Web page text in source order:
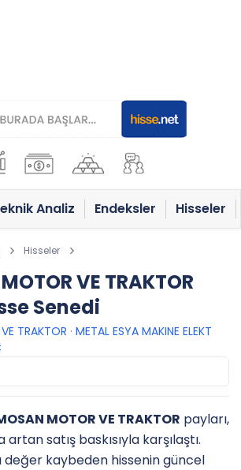
Analiz Endeksler Hisseler
Hisseler
VE TRAKTOR
Senedi
TRAKTOR · METAL ESYA MAKINE ELEKT
MOTOR VE TRAKTOR payları,
satış baskısıyla karşılaştı.
değer kaybeden hissenin güncel